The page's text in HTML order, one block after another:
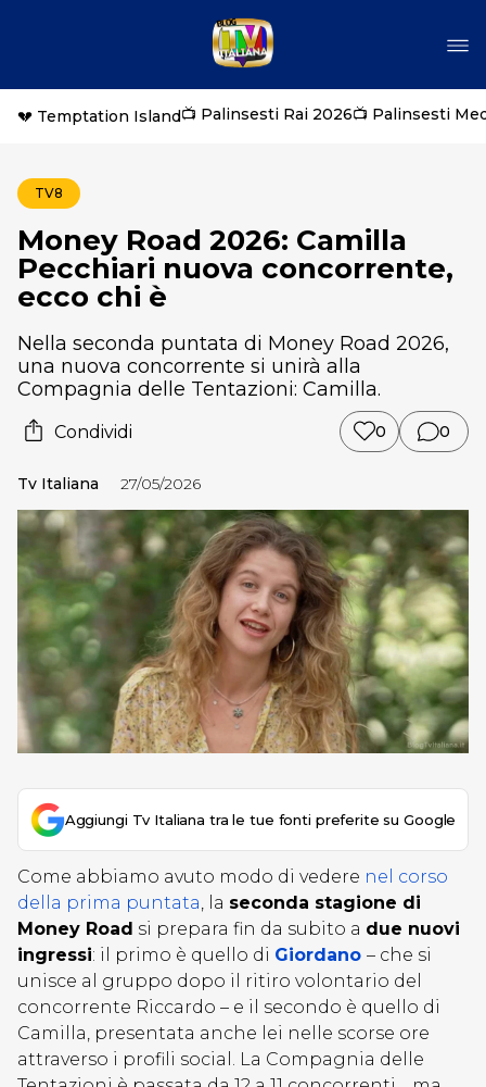
💔 Temptation Island📺 Palinsesti Rai 2026📺 Palinsesti
TV8
Money Road 2026: Camilla
Pecchiari nuova concorrente,
ecco chi è
Nella seconda puntata di Money Road 2026,
una nuova concorrente si unirà alla
Compagnia delle Tentazioni: Camilla.
Condividi 0 0
Tv Italiana 27/05/2026
Aggiungi Tv Italiana tra le tue fonti preferite su Google
Come abbiamo avuto modo di vedere nel corso
della prima puntata, la seconda stagione di
Money Road si prepara fin da subito a due nuovi
ingressi: il primo è quello di Giordano – che si
unisce al gruppo dopo il ritiro volontario del
concorrente Riccardo – e il secondo è quello di
Camilla, presentata anche lei nelle scorse ore
attraverso i profili social. La Compagnia delle